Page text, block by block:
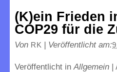
(K)ein Frieden
COP29 für die
Von RK | Veröffentlicht am:
Veröffentlicht inAllgemein |